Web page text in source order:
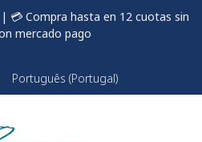
💳 Compra hasta en 12 cuotas sin
mercado pago
Português (Portugal)